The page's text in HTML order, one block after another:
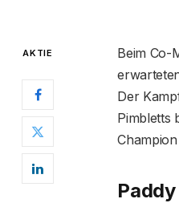
AKTIE
Beim Co-
Der
Pimbletts